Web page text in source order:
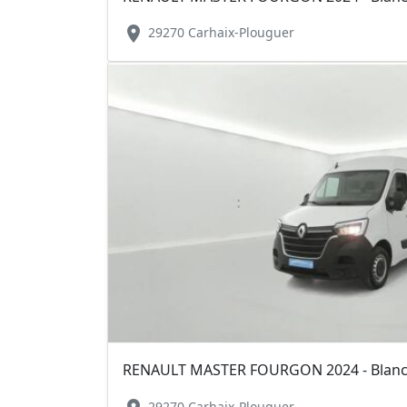
location_on 29270 Carhaix-Plouguer